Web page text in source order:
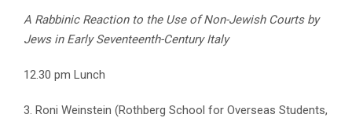
A Rabbinic Reaction to the Use of Non-Jewish Courts by
Jews in Early Seventeenth-Century Italy
12.30 pm Lunch
3. Roni Weinstein (Rothberg School for Overseas Students,